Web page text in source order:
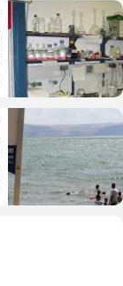
פוליטי
בריאות